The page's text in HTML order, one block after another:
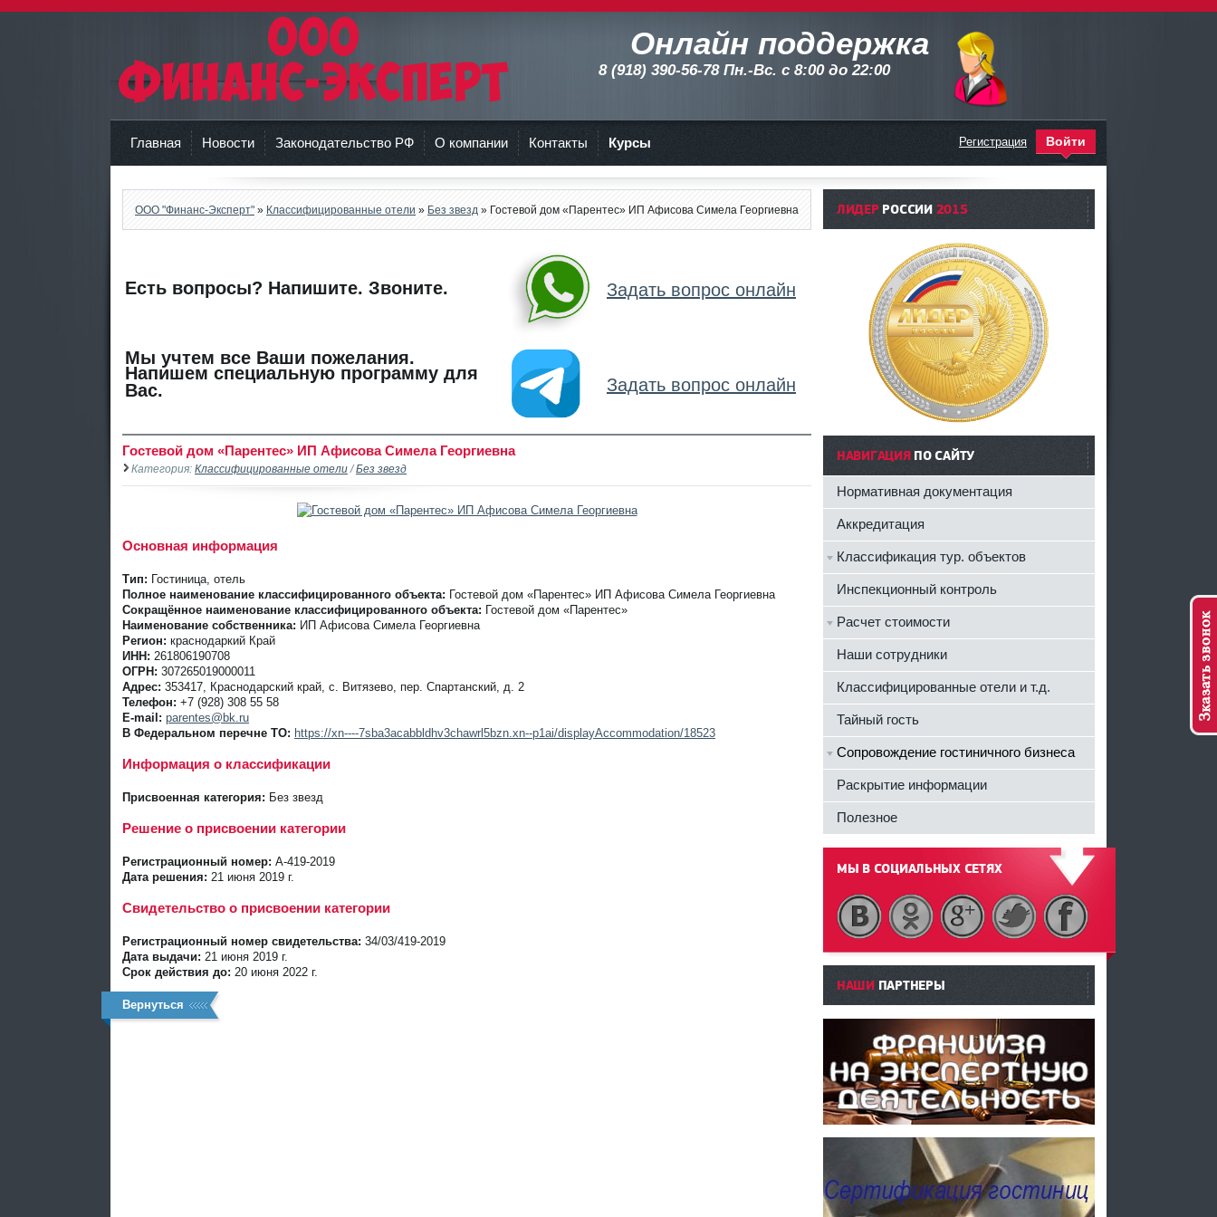
ООО "Финанс-Эксперт"
Онлайн поддержка
8 (918) 390-56-78 Пн.-Вс. с 8:00 до 22:00
Главная Новости Законодательство РФ О компании Контакты Курсы Регистрация Войти
ООО "Финанс-Эксперт" » Классифицированные отели » Без звезд » Гостевой дом «Парентес» ИП Афисова Симела Георгиевна
Есть вопросы? Напишите. Звоните. Задать вопрос онлайн
Мы учтем все Ваши пожелания.
Напишем специальную программу для
Вас.
Задать вопрос онлайн
Гостевой дом «Парентес» ИП Афисова Симела Георгиевна
Категория: Классифицированные отели /Без звезд
Основная информация
Тип: Гостиница, отель
Полное наименование классифицированного объекта: Гостевой дом «Парентес» ИП Афисова Симела Георгиевна
Сокращённое наименование классифицированного объекта: Гостевой дом «Парентес»
Наименование собственника: ИП Афисова Симела Георгиевна
Регион: краснодаркий Край
ИНН: 261806190708
ОГРН: 307265019000011
Адрес: 353417, Краснодарский край, с. Витязево, пер. Спартанский, д. 2
Телефон: +7 (928) 308 55 58
E-mail: parentes@bk.ru
В Федеральном перечне ТО: https://xn----7sba3acabbldhv3chawrl5bzn.xn--p1ai/displayAccommodation/18523
Информация о классификации
Присвоенная категория: Без звезд
Решение о присвоении категории
Регистрационный номер: А-419-2019
Дата решения: 21 июня 2019 г.
Свидетельство о присвоении категории
Регистрационный номер свидетельства: 34/03/419-2019
Дата выдачи: 21 июня 2019 г.
Срок действия до: 20 июня 2022 г.
Вернуться
ЛИДЕРРОССИИ 2015
НАВИГАЦИЯПО САЙТУ
Нормативная документация
Аккредитация
Классификация тур. объектов
Инспекционный контроль
Расчет стоимости
Наши сотрудники
Классифицированные отели и т.д.
Тайный гость
Сопровождение гостиничного бизнеса
Раскрытие информации
Полезное
МЫ В СОЦИАЛЬНЫХ СЕТЯХ
------
НАШИПАРТНЕРЫ